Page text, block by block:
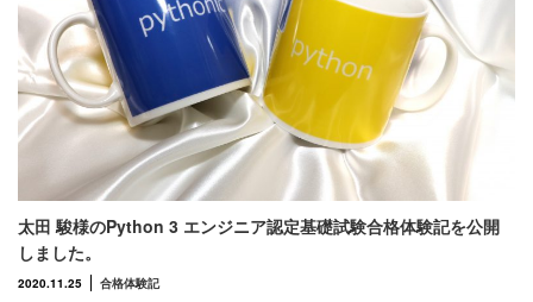
太田 駿様のPython 3 エンジニア認定基礎試験合格体験記を公開
しました。
2020.11.25 合格体験記